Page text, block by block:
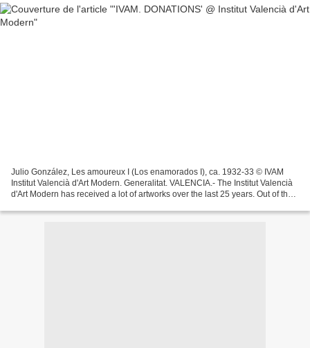
Julio González, Les amoureux I (Los enamorados I), ca. 1932-33 © IVAM
Institut Valencià d'Art Modern. Generalitat. VALENCIA.- The Institut Valencià
d'Art Modern has received a lot of artworks over the last 25 years. Out of the